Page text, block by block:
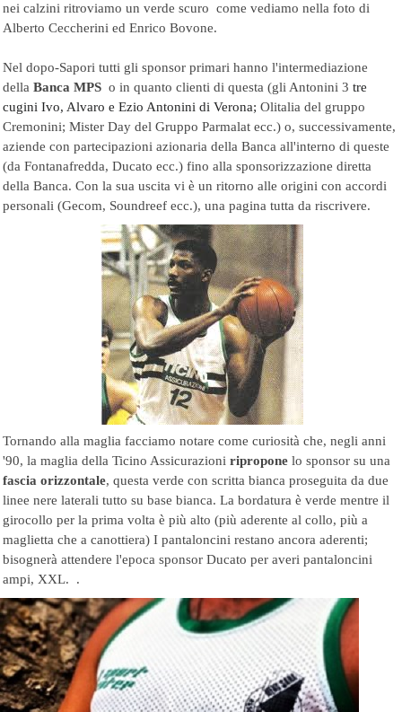
nei calzini ritroviamo un verde scuro come vediamo nella foto di
Alberto Ceccherini ed Enrico Bovone.
Nel dopo-Sapori tutti gli sponsor primari hanno l'intermediazione
della Banca MPS o in quanto clienti di questa (gli Antonini 3 tre
cugini Ivo, Alvaro e Ezio Antonini di Verona; Olitalia del gruppo
Cremonini; Mister Day del Gruppo Parmalat ecc.) o, successivamente,
aziende con partecipazioni azionaria della Banca all'interno di queste
(da Fontanafredda, Ducato ecc.) fino alla sponsorizzazione diretta
della Banca. Con la sua uscita vi è un ritorno alle origini con accordi
personali (Gecom, Soundreef ecc.), una pagina tutta da riscrivere.
Tornando alla maglia facciamo notare come curiosità che, negli anni
'90, la maglia della Ticino Assicurazioni ripropone lo sponsor su una
fascia orizzontale, questa verde con scritta bianca proseguita da due
linee nere laterali tutto su base bianca. La bordatura è verde mentre il
girocollo per la prima volta è più alto (più aderente al collo, più a
maglietta che a canottiera) I pantaloncini restano ancora aderenti;
bisognerà attendere l'epoca sponsor Ducato per averi pantaloncini
ampi, XXL. .